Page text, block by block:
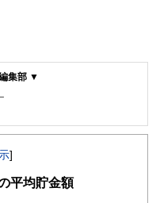
集部 ▼
、経済に関する記事を、日々
ようわかりやすく発信していま
]
平均貯金額